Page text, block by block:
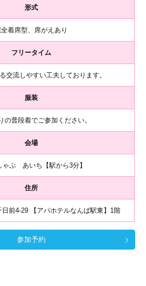
形式
着席型、席がえあり
フリータイム
交流しやすい工夫しております。
服装
の普段着でご参加ください。
会場
ゃぶ あいち【駅から3分】
住所
前4-29 【アパホテルなんば駅東】1階
参加予約